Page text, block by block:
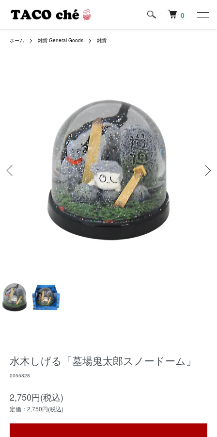
0
ホーム 雑貨 General Goods 雑貨
水木しげる「墓場鬼太郎スノードーム」
0055828
2,750円(税込)
定価：2,750円(税込)